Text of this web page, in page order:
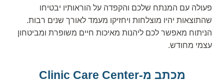
פעולה עם המנתח שלכם והקפדה על הוראותיו יבטיחו
שהתוצאות יהיו מוצלחות ויחזיקו מעמד לאורך שנים רבות.
הניתוח מאפשר לכם ליהנות מאיכות חיים משופרת ומביטחון
עצמי מחודש.
מכתב מ-Clinic Care Center